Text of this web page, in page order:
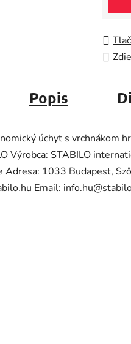
Tlač
Popis
úchyt s vrchnákom
Výrobca: STABILO
Adresa: 1033 Budapest,
Email: